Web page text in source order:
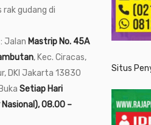
rak gudang di
Jalan Mastrip No. 45A
, Kec. Ciracas,
DKI Jakarta 13830
Setiap Hari
08.00 –
Situs